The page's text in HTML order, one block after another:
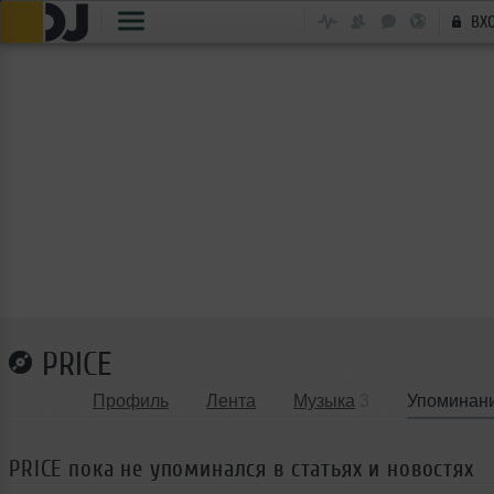
PRICE
Профиль Лента Музыка
PRICE пока не упоминался в статьях и новостях